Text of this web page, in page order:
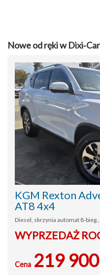
Nowe od ręki w
KGM Rexton
AT8 4x4
Diesel, skrzynia automat 8-
WYPRZEDAŻ
Cena 219 900